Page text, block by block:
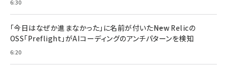
6:30
「今日はなぜか進まなかった」に名前が付いた――New Relicの
OSS「Preflight」がAIコーディングのアンチパターンを検知
6:20